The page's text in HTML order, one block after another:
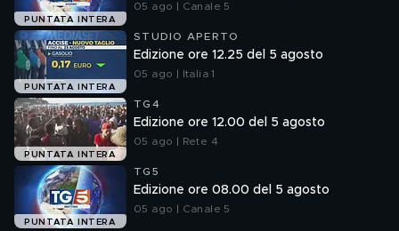
PUNTATA INTERA
05 ago | Canale 5
PUNTATA INTERA
STUDIO APERTO
Edizione ore 12.25 del 5 agosto
05 ago | Italia 1
PUNTATA INTERA
TG4
Edizione ore 12.00 del 5 agosto
05 ago | Rete 4
PUNTATA INTERA
TG5
Edizione ore 08.00 del 5 agosto
05 ago | Canale 5